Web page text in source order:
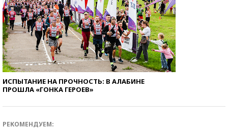
ИСПЫТАНИЕ НА ПРОЧНОСТЬ: В АЛАБИНЕ
ПРОШЛА «ГОНКА ГЕРОЕВ»
РЕКОМЕНДУЕМ: